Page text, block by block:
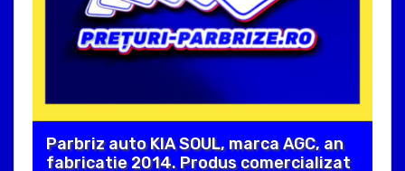
Parbriz auto KIA SOUL, marca AGC, an
fabricatie 2014. Produs comercializat